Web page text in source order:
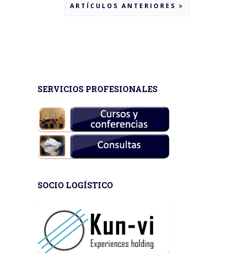
ARTÍCULOS ANTERIORES
SERVICIOS PROFESIONALES
SOCIO LOGÍSTICO